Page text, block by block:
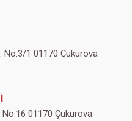
No:3/1 01170 Çukurova
No:16 01170 Çukurova